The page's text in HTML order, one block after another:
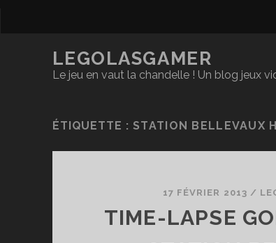
LEGOLASGAMER
Le jeu en vaut la chandelle ! Un blog jeux
ÉTIQUETTE :STATION BELLEVAUX
17 FÉVRIER 2013 /
TIME-LAPSE